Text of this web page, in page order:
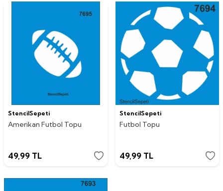
StencilSepeti
Amerikan Futbol Topu
49,99 TL
StencilSepeti
Futbol Topu
49,99 TL